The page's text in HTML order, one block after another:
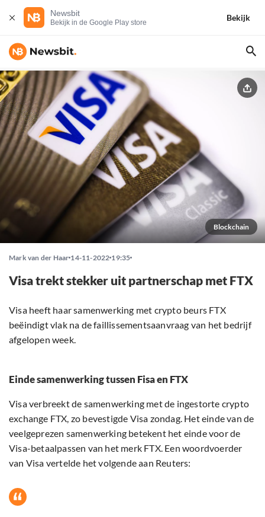
Newsbit
Bekijk in de Google Play store
Bekijk
Blockchain
Mark van der Haar 14-11-2022 19:35
Visa trekt stekker uit partnerschap met FTX
Visa heeft haar samenwerking met crypto beurs FTX
beëindigt vlak na de faillissementsaanvraag van het bedrijf
afgelopen week.
Einde samenwerking tussen Fisa en FTX
Visa verbreekt de samenwerking met de ingestorte crypto
exchange FTX, zo bevestigde Visa zondag. Het einde van de
veelgeprezen samenwerking betekent het einde voor de
Visa-betaalpassen van het merk FTX. Een woordvoerder
van Visa vertelde het volgende aan Reuters: